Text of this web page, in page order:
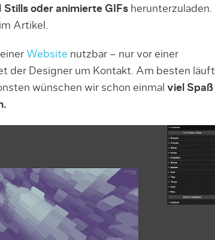
Stills oder animierte GIFsherunterzuladen.
Artikel.
Website nutzbar – nur vor einer
der Designer um Kontakt. Am besten läuft
wünschen wir schon einmal viel Spaß